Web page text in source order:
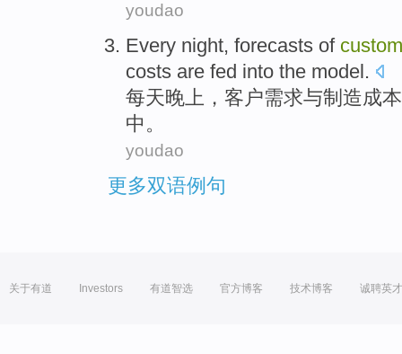
youdao
Every night, forecasts of
costs are fed into the model.
每天晚上 ， 客户需求与制造成本
中。
youdao
更多双语例句
关于有道 Investors 有道智选 官方博客 技术博客 诚聘英才